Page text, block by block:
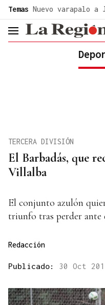
Temas Nuevo varapalo a
header.menu.open
El Barbadás, que
Villalba
TERCERA DIVISIÓN
El conjunto azulón
triunfo tras perder ante
Redacción
Publicado: 30 Oct